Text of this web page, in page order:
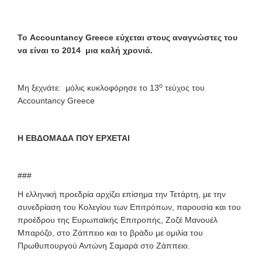
Το Accountancy Greece εύχεται στους αναγνώστες του
να είναι το 2014 μια καλή χρονιά.
Μη ξεχνάτε: μόλις κυκλοφόρησε το 13ο τεύχος του
Accountancy Greece
Η ΕΒΔΟΜΑΔΑ ΠΟΥ ΕΡΧΕΤΑΙ
###
Η ελληνική προεδρία αρχίζει επίσημα την Τετάρτη, με την
συνεδρίαση του Κολεγίου των Επιτρόπων, παρουσία και του
προέδρου της Ευρωπαϊκής Επιτροπής, Ζοζέ Μανουέλ
Μπαρόζο, στο Ζάππειο και το βράδυ με ομιλία του
Πρωθυπουργού Αντώνη Σαμαρά στο Ζάππειο.